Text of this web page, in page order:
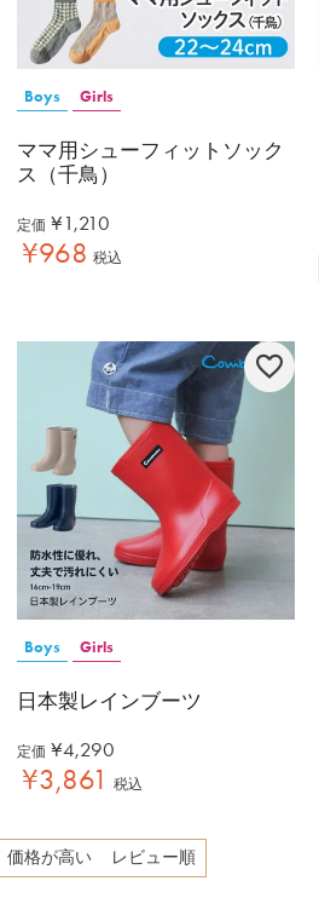
Boys Girls
ママ用シューフィットソック
ス（千鳥）
定価 ¥ 1,210
¥968 税込
Boys Girls
日本製レインブーツ
定価 ¥4,290
¥3,861 税込
価格が高い レビュー順